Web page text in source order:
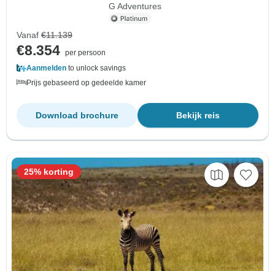
G Adventures
Vanaf €11.139
€8.354 per persoon
Aanmelden to unlock savings
Prijs gebaseerd op gedeelde kamer
Bekijk reis
Download brochure
25% korting